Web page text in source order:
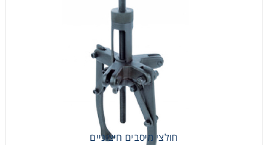
חולצי מיסבים חיצוניים